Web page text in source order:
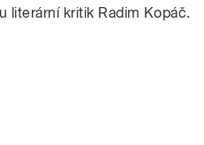
literární kritik Radim Kopáč.